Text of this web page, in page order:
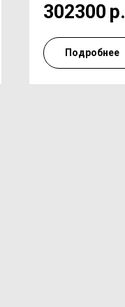
302300 р.
Подробнее